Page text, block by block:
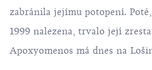
zabránila jejímu potopení.
1999 nalezena, trvalo její
Apoxyomenos má dnes na